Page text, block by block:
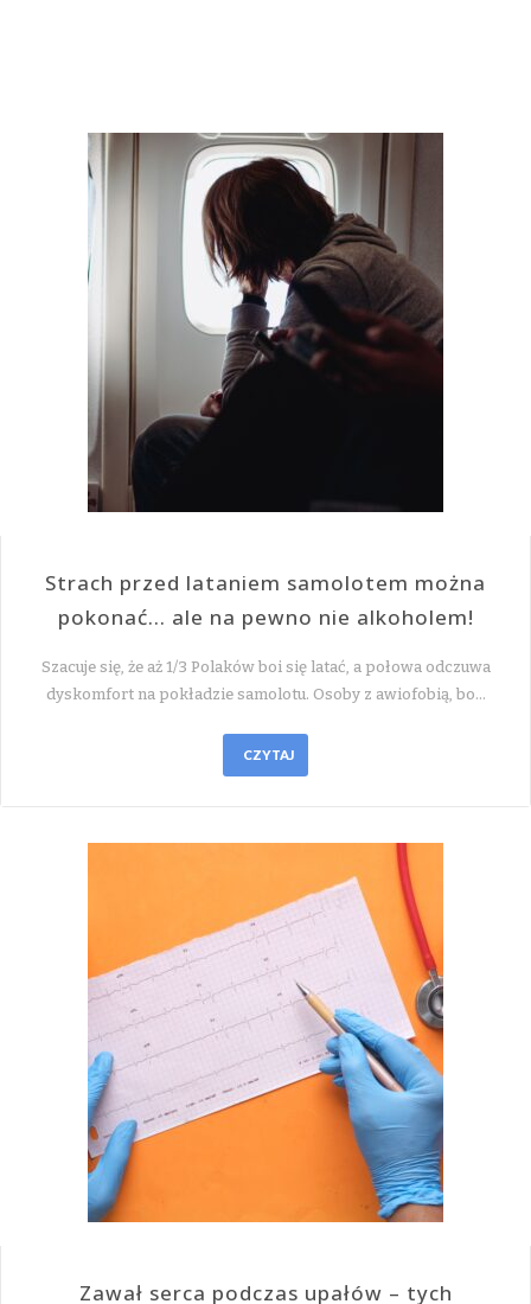
Strach przed lataniem samolotem można
pokonać… ale na pewno nie alkoholem!
Szacuje się, że aż 1/3 Polaków boi się latać, a połowa odczuwa
dyskomfort na pokładzie samolotu. Osoby z awiofobią, bo…
CZYTAJ
Zawał serca podczas upałów – tych